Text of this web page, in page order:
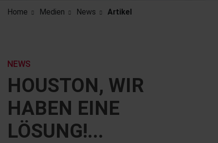
Home Medien News Artikel
HOUSTON, WIR
HABEN EINE
LÖSUNG!...
NEWS